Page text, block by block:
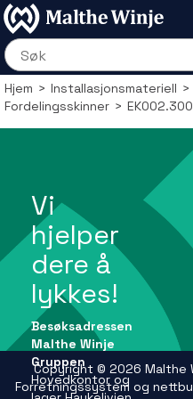
Hjem>Installasjonsmateriell
Fordelingsskinner>
Vi
hjelper
dere å
lykkes!
Besøksadressen
Malthe Winje
Gruppen
Hovedkontor og
Copyright © 2026 Malthe
Forretningssystem og